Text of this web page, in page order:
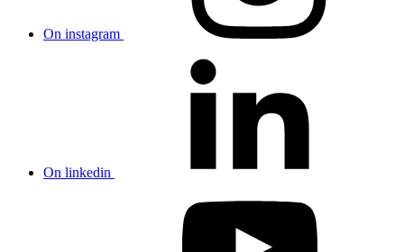
On instagram
On linkedin